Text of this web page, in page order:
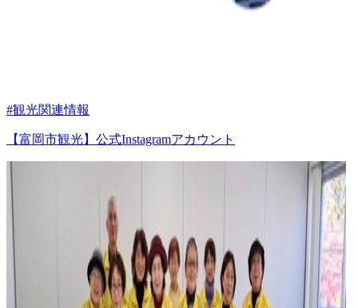
#観光関連情報
【富岡市観光】公式Instagramアカウント